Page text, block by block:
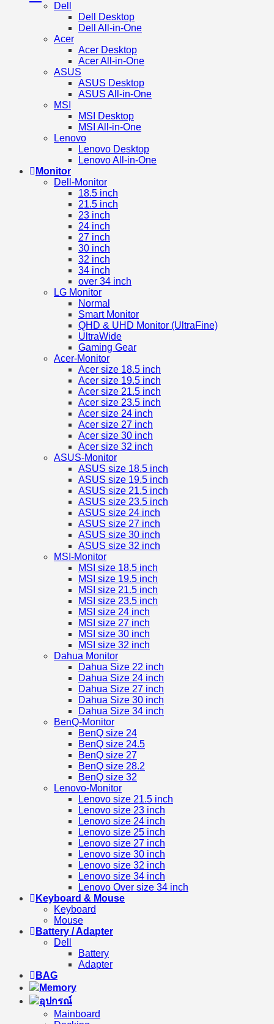
Dell
Dell Desktop
Dell All-in-One
Acer
Acer Desktop
Acer All-in-One
ASUS
ASUS Desktop
ASUS All-in-One
MSI
MSI Desktop
MSI All-in-One
Lenovo
Lenovo Desktop
Lenovo All-in-One
Monitor
Dell-Monitor
18.5 inch
21.5 inch
23 inch
24 inch
27 inch
30 inch
32 inch
34 inch
over 34 inch
LG Monitor
Normal
Smart Monitor
QHD & UHD Monitor (UltraFine)
UltraWide
Gaming Gear
Acer-Monitor
Acer size 18.5 inch
Acer size 19.5 inch
Acer size 21.5 inch
Acer size 23.5 inch
Acer size 24 inch
Acer size 27 inch
Acer size 30 inch
Acer size 32 inch
ASUS-Monitor
ASUS size 18.5 inch
ASUS size 19.5 inch
ASUS size 21.5 inch
ASUS size 23.5 inch
ASUS size 24 inch
ASUS size 27 inch
ASUS size 30 inch
ASUS size 32 inch
MSI-Monitor
MSI size 18.5 inch
MSI size 19.5 inch
MSI size 21.5 inch
MSI size 23.5 inch
MSI size 24 inch
MSI size 27 inch
MSI size 30 inch
MSI size 32 inch
Dahua Monitor
Dahua Size 22 inch
Dahua Size 24 inch
Dahua Size 27 inch
Dahua Size 30 inch
Dahua Size 34 inch
BenQ-Monitor
BenQ size 24
BenQ size 24.5
BenQ size 27
BenQ size 28.2
BenQ size 32
Lenovo-Monitor
Lenovo size 21.5 inch
Lenovo size 23 inch
Lenovo size 24 inch
Lenovo size 25 inch
Lenovo size 27 inch
Lenovo size 30 inch
Lenovo size 32 inch
Lenovo size 34 inch
Lenovo Over size 34 inch
Keyboard & Mouse
Keyboard
Mouse
Battery / Adapter
Dell
Battery
Adapter
BAG
Memory
อุปกรณ์
Mainboard